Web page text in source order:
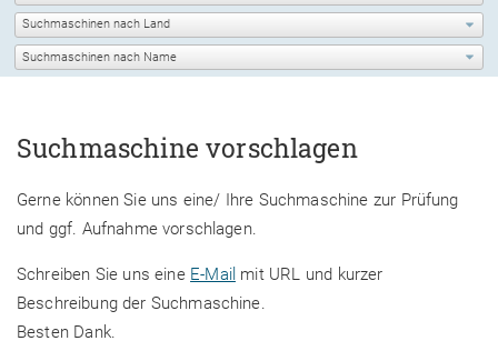
Suchmaschine vorschlagen
Gerne können Sie uns eine/ Ihre Suchmaschine zur Prüfung
und ggf. Aufnahme vorschlagen.
Schreiben Sie uns eine E-Mail mit URL und kurzer
Beschreibung der Suchmaschine.
Besten Dank.